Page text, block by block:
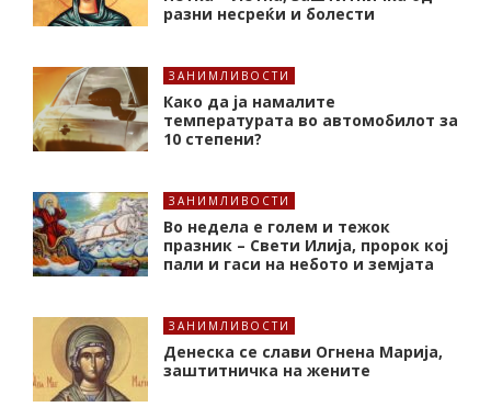
разни несреќи и болести
ЗАНИМЛИВОСТИ
Како да ја намалите
температурата во автомобилот за
10 степени?
ЗАНИМЛИВОСТИ
Во недела е голем и тежок
празник – Свети Илија, пророк кој
пали и гаси на небото и земјата
ЗАНИМЛИВОСТИ
Денеска се слави Огнена Марија,
заштитничка на жените